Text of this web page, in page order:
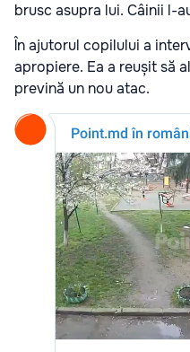
brusc asupra lui. Câinii l-
În ajutorul copilului a
apropiere. Ea a reușit să
prevină un nou atac.